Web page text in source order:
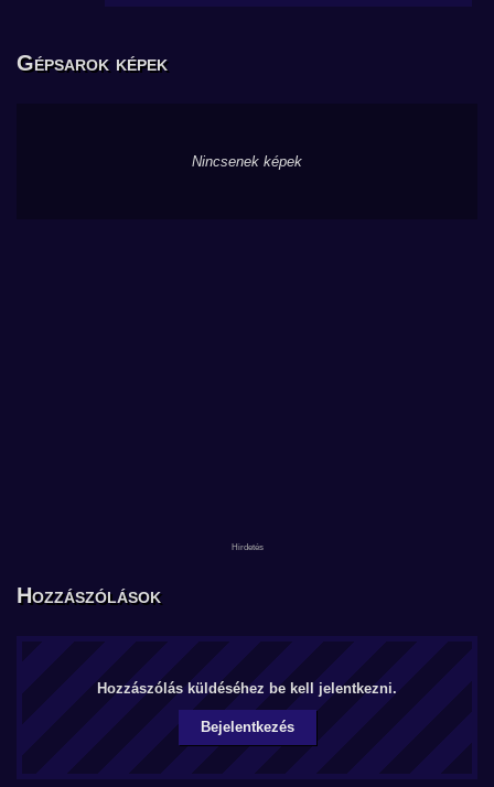
Gépsarok képek
Nincsenek képek
Hozzászólások
Hozzászólás küldéséhez be kell jelentkezni.
Bejelentkezés